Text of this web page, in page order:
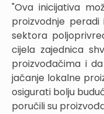
"Ova inicijativa
proizvodnje
sektora
cijela zajednica
proizvođačima i
jačanje lokalne
osigurati bolju
poručili su